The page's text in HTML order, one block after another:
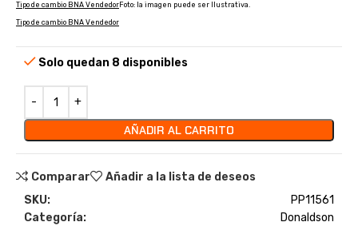
Tipo de cambio BNA Vendedor Foto: la imagen puede ser Ilustrativa.
Tipo de cambio BNA Vendedor
Solo quedan 8 disponibles
AÑADIR AL CARRITO
Comparar
Añadir a la lista de deseos
SKU:
PP11561
Categoría:
Donaldson